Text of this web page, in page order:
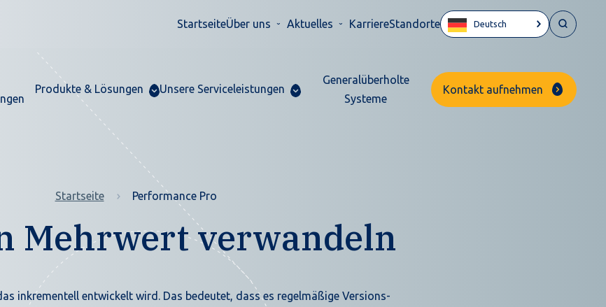
StartseiteÜber uns Aktuelles KarriereStandorte Deutsch
Produkte & Lösungen Unsere Serviceleistungen
Generalüberholte
Systeme
Kontakt aufnehmen
Startseite Performance Pro
Mehrwert verwandeln
inkrementell entwickelt wird. Das bedeutet, dass es regelmäßige Versions-